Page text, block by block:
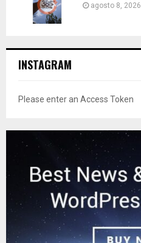
agosto 8, 2026
INSTAGRAM
Please enter an Access Token